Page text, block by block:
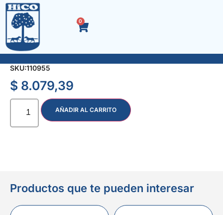
0
MARTILLO P/CARPINTERO Nº 22
SKU:110955
$ 8.079,39
AÑADIR AL CARRITO
Productos que te pueden interesar